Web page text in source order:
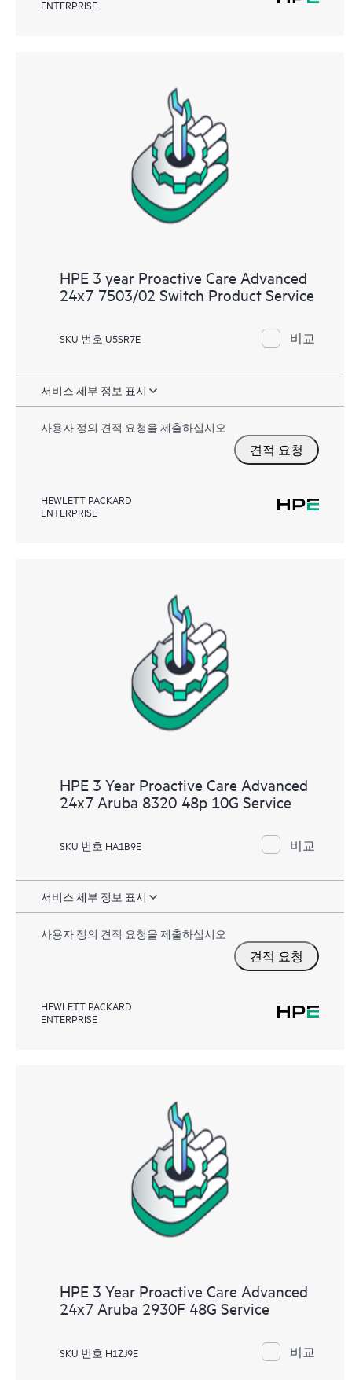
ENTERPRISE
HPE 3 year Proactive Care Advanced
24x7 7503/02 Switch Product Service
SKU 번호 U5SR7E 비교
서비스 세부 정보 표시
사용자 정의 견적 요청을 제출하십시오
견적 요청
HEWLETT PACKARD
ENTERPRISE
HPE 3 Year Proactive Care Advanced
24x7 Aruba 8320 48p 10G Service
SKU 번호 HA1B9E 비교
서비스 세부 정보 표시
사용자 정의 견적 요청을 제출하십시오
견적 요청
HEWLETT PACKARD
ENTERPRISE
HPE 3 Year Proactive Care Advanced
24x7 Aruba 2930F 48G Service
SKU 번호 H1ZJ9E 비교